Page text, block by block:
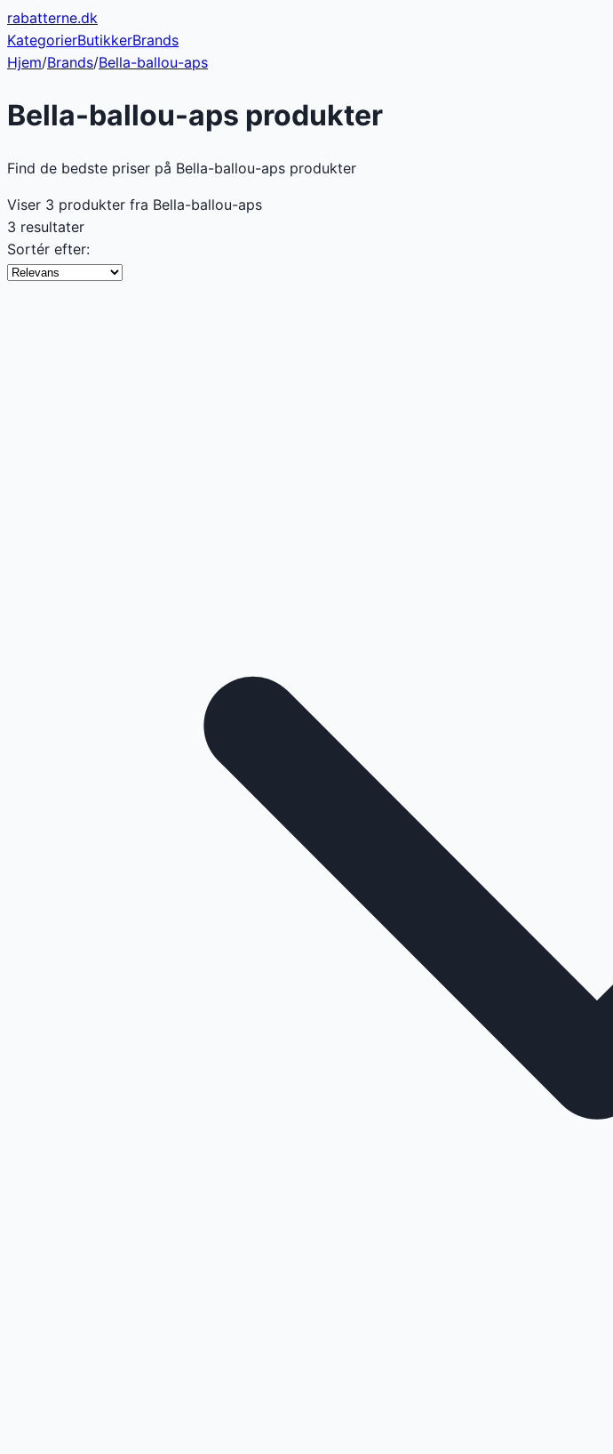
rabatterne.dk
KategorierButikkerBrands
Hjem/Brands/Bella-ballou-aps
Bella-ballou-aps produkter
Find de bedste priser på Bella-ballou-aps produkter
Viser 3 produkter fra Bella-ballou-aps
3 resultater
Sortér efter: